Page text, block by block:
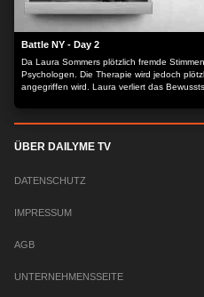
Battle NY - Day 2
Da Laura Sommers plötzlich fremde
Psychologen. Die Therapie wird jedoch
angegriffen wird. Laura verliert das
ÜBER DAILYME TV
DATENSCHUTZ
IMPRESSUM
AGB
UNTERNEHMENSSEITE